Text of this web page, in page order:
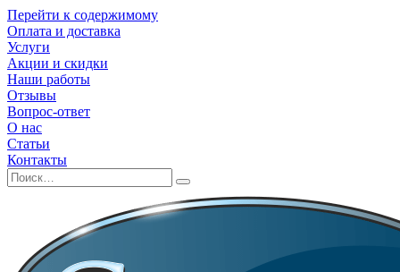
Перейти к содержимому
Оплата и доставка
Услуги
Акции и скидки
Наши работы
Отзывы
Вопрос-ответ
О нас
Статьи
Контакты